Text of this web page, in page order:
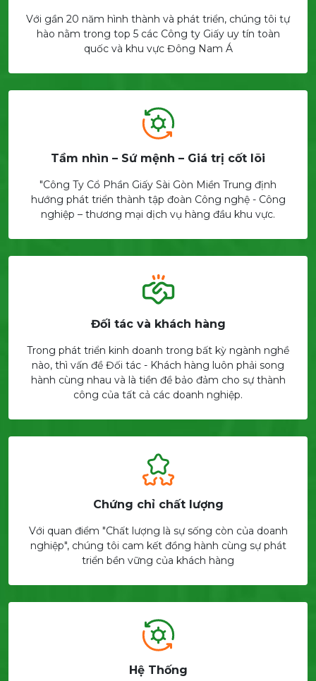
Với gần 20 năm hình thành và phát triển, chúng tôi tự
hào nằm trong top 5 các Công ty Giấy uy tín toàn
quốc và khu vực Đông Nam Á
Tầm nhìn – Sứ mệnh – Giá trị cốt lõi
"Công Ty Cổ Phần Giấy Sài Gòn Miền Trung định
hướng phát triển thành tập đoàn Công nghệ - Công
nghiệp – thương mại dịch vụ hàng đầu khu vực.
Đối tác và khách hàng
Trong phát triển kinh doanh trong bất kỳ ngành nghề
nào, thì vấn đề Đối tác - Khách hàng luôn phải song
hành cùng nhau và là tiền đề bảo đảm cho sự thành
công của tất cả các doanh nghiệp.
Chứng chỉ chất lượng
Với quan điểm "Chất lượng là sự sống còn của doanh
nghiệp", chúng tôi cam kết đồng hành cùng sự phát
triển bền vững của khách hàng
Hệ Thống